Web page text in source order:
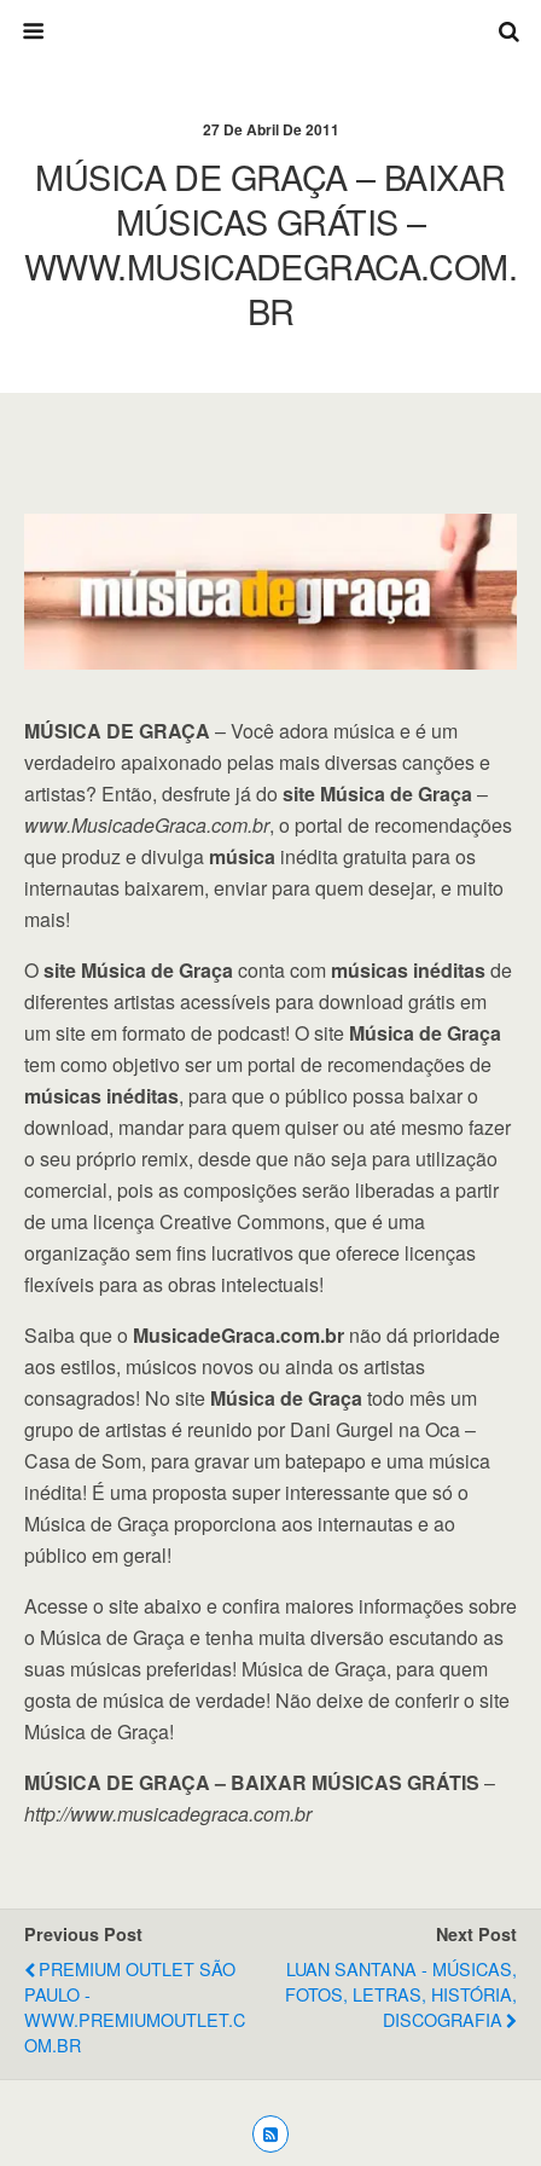
27 De Abril De 2011
MÚSICA DE GRAÇA – BAIXAR
MÚSICAS GRÁTIS –
WWW.MUSICADEGRACA.COM.
BR
MÚSICA DE GRAÇA – Você adora música e é um
verdadeiro apaixonado pelas mais diversas canções e
artistas? Então, desfrute já do site Música de Graça–
www.MusicadeGraca.com.br, o portal de recomendações
que produz e divulga música inédita gratuita para os
internautas baixarem, enviar para quem desejar, e muito
mais!
Osite Música de Graçaconta com músicas inéditasde
diferentes artistas acessíveis para download grátis em
um site em formato de podcast! O site Música de Graça
tem como objetivo ser um portal de recomendações de
músicas inéditas, para que o público possa baixar o
download, mandar para quem quiser ou até mesmo fazer
o seu próprio remix, desde que não seja para utilização
comercial, pois as composições serão liberadas a partir
de uma licença Creative Commons, que é uma
organização sem fins lucrativos que oferece licenças
flexíveis para as obras intelectuais!
Saiba que o MusicadeGraca.com.br não dá prioridade
aos estilos, músicos novos ou ainda os artistas
consagrados! No site Música de Graçatodo mês um
grupo de artistas é reunido por Dani Gurgel na Oca –
Casa de Som, para gravar um batepapo e uma música
inédita! É uma proposta super interessante que só o
Música de Graça proporciona aos internautas e ao
público em geral!
Acesse o site abaixo e confira maiores informações sobre
o Música de Graça e tenha muita diversão escutando as
suas músicas preferidas! Música de Graça, para quem
gosta de música de verdade! Não deixe de conferir o site
Música de Graça!
MÚSICA DE GRAÇA – BAIXAR MÚSICAS GRÁTIS –
http://www.musicadegraca.com.br
Previous Post
PREMIUM OUTLET SÃO
PAULO -
WWW.PREMIUMOUTLET.C
OM.BR
Next Post
LUAN SANTANA - MÚSICAS,
FOTOS, LETRAS, HISTÓRIA,
DISCOGRAFIA